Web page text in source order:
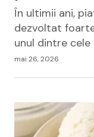
În ultimii ani,
dezvoltat
unul dintre cele
mai 26, 2026